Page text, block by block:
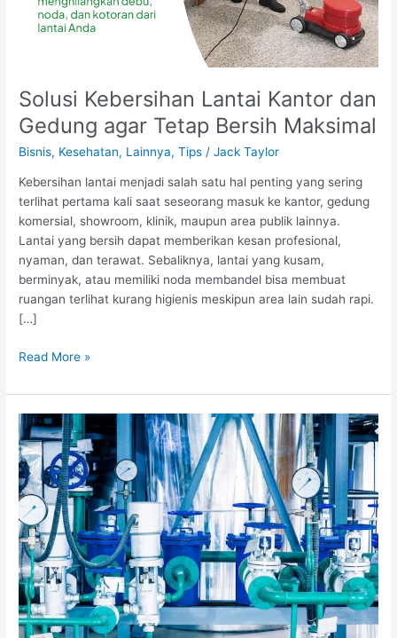
Solusi Kebersihan Lantai Kantor dan
Gedung agar Tetap Bersih Maksimal
Bisnis, Kesehatan, Lainnya,Tips /Jack Taylor
Kebersihan lantai menjadi salah satu hal penting yang sering
terlihat pertama kali saat seseorang masuk ke kantor, gedung
komersial, showroom, klinik, maupun area publik lainnya.
Lantai yang bersih dapat memberikan kesan profesional,
nyaman, dan terawat. Sebaliknya, lantai yang kusam,
berminyak, atau memiliki noda membandel bisa membuat
ruangan terlihat kurang higienis meskipun area lain sudah rapi.
[…]
Solusi
Lantai
Kantor
dan
Gedung
agar
Tetap
Bersih
Maksimal
Read More »